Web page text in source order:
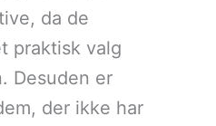
da de
praktisk valg
Desuden er
der ikke har